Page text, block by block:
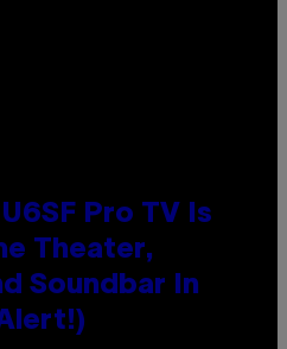
Pro TV Is
Theater,
Soundbar In